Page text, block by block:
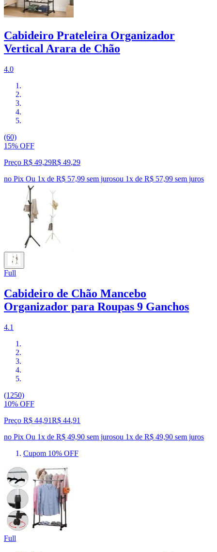
Cabideiro Prateleira Organizador
Vertical Arara de Chão
4.0
(60)
15% OFF
Preço R$ 49,29R$ 49,29
no Pix Ou 1x de R$ 57,99 sem jurosou 1x de R$ 57,99 sem juros
Full
Cabideiro de Chão Mancebo
Organizador para Roupas 9 Ganchos
4.1
(1250)
10% OFF
Preço R$ 44,91R$ 44,91
no Pix Ou 1x de R$ 49,90 sem jurosou 1x de R$ 49,90 sem juros
Cupom 10% OFF
Full